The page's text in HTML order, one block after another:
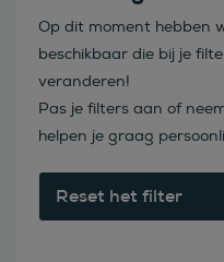
Op dit moment hebben
beschikbaar die bij je
veranderen!
Pas je filters aan of
helpen je graag
Reset het filter